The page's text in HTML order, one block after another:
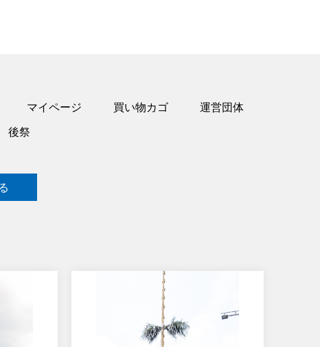
マイページ 買い物カゴ 運営団体
後祭